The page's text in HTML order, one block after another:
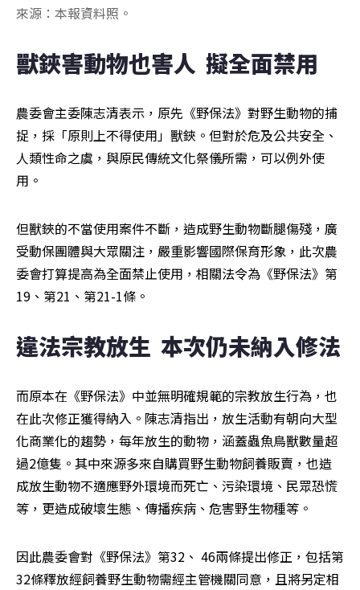
來源：本報資料照。
獸鋏害動物也害人  擬全面禁用
農委會主委陳志清表示，原先《野保法》對野生動物的捕
捉，採「原則上不得使用」獸鋏。但對於危及公共安全、
人類性命之虞，與原民傳統文化祭儀所需，可以例外使
用。
但獸鋏的不當使用案件不斷，造成野生動物斷腿傷殘，廣
受動保團體與大眾關注，嚴重影響國際保育形象，此次農
委會打算提高為全面禁止使用，相關法令為《野保法》第
19、第21、第21-1條。
違法宗教放生  本次仍未納入修法
而原本在《野保法》中並無明確規範的宗教放生行為，也
在此次修正獲得納入。陳志清指出，放生活動有朝向大型
化商業化的趨勢，每年放生的動物，涵蓋蟲魚鳥獸數量超
過2億隻。其中來源多來自購買野生動物飼養販賣，也造
成放生動物不適應野外環境而死亡、污染環境、民眾恐慌
等，更造成破壞生態、傳播疾病、危害野生物種等。
因此農委會對《野保法》第32、 46兩條提出修正，包括第
32條釋放經飼養野生動物需經主管機關同意，且將另定相